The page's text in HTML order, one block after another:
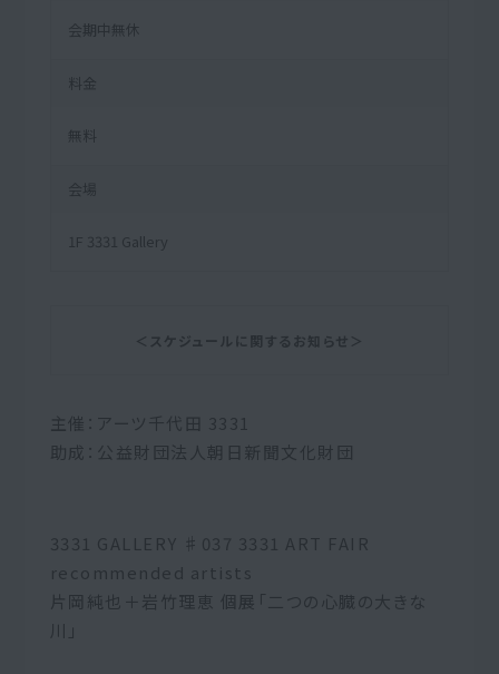
会期中無休
料金
無料
会場
1F 3331 Gallery
＜スケジュールに関するお知らせ＞
主催：アーツ千代田 3331
助成：公益財団法人朝日新聞文化財団
3331 GALLERY ♯037 3331 ART FAIR
recommended artists
片岡純也＋岩竹理恵 個展「二つの心臓の大きな
川」